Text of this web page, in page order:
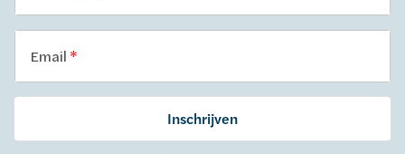
Email
Inschrijven